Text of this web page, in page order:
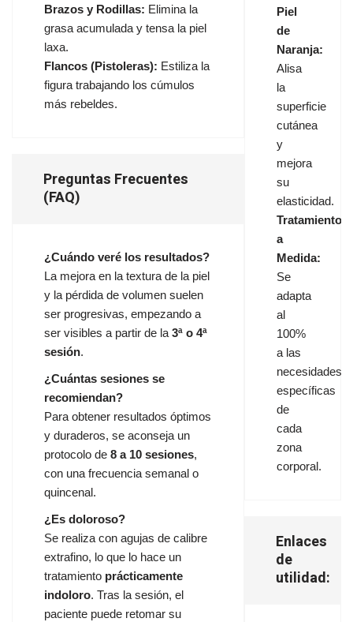
Brazos y Rodillas: Elimina la
grasa acumulada y tensa la piel
laxa.
Flancos (Pistoleras): Estiliza la
figura trabajando los cúmulos
más rebeldes.
Preguntas Frecuentes
(FAQ)
¿Cuándo veré los resultados?
La mejora en la textura de la piel
y la pérdida de volumen suelen
ser progresivas, empezando a
ser visibles a partir de la 3ª o 4ª
sesión.
¿Cuántas sesiones se
recomiendan?
Para obtener resultados óptimos
y duraderos, se aconseja un
protocolo de 8 a 10 sesiones,
con una frecuencia semanal o
quincenal.
¿Es doloroso?
Se realiza con agujas de calibre
extrafino, lo que lo hace un
tratamiento prácticamente
indoloro. Tras la sesión, el
paciente puede retomar su
Piel
de
Naranja:
Alisa
la
superficie
cutánea
y
mejora
su
elasticidad.
Tratamiento
a
Medida:
Se
adapta
al
100%
a las
necesidades
específicas
de
cada
zona
corporal.
Enlaces
de
utilidad: